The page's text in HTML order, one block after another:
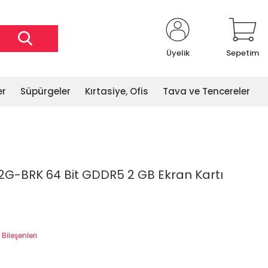
Üyelik Sepetim
Süpürgeler Kırtasiye, Ofis Tava ve Tencereler
BRK 64 Bit GDDR5 2 GB Ekran Kartı